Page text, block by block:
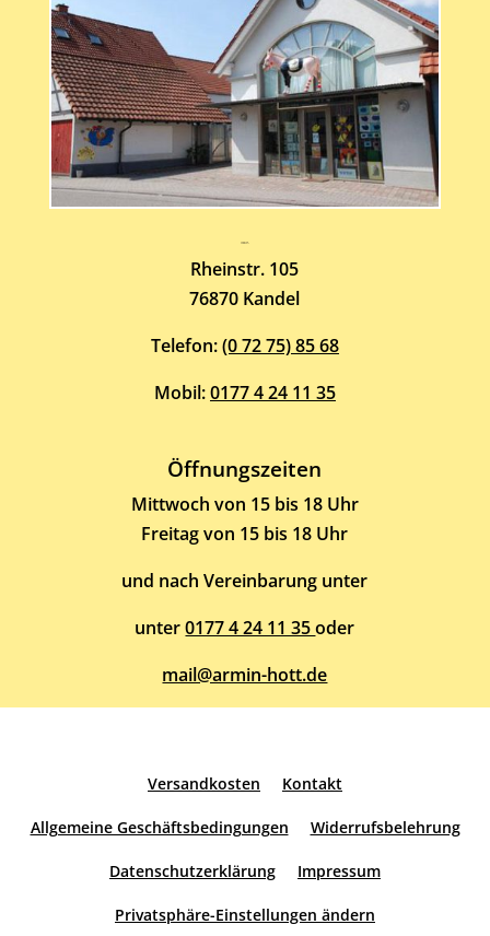
Rheinstr. 105
76870 Kandel
Telefon:(0 72 75) 85 68
Mobil:0177 4 24 11 35
Öffnungszeiten
Mittwoch von 15 bis 18 Uhr
Freitag von 15 bis 18 Uhr
und nach Vereinbarung unter
unter0177 4 24 11 35oder
mail@armin-hott.de
Versandkosten Kontakt
Allgemeine Geschäftsbedingungen Widerrufsbelehrung
Datenschutzerklärung Impressum
Privatsphäre-Einstellungen ändern